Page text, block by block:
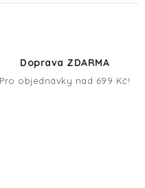
Doprava ZDARMA
Pro objednávky nad 699 Kč!